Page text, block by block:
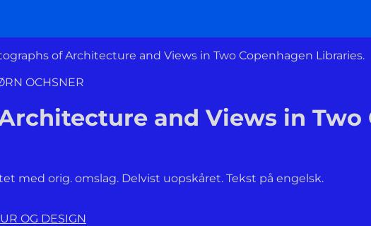
of Architecture and Views in Two Copenhagen Libraries.
OCHSNER
and Views in Two
med orig. omslag. Delvist uopskåret. Tekst på engelsk.
OG DESIGN